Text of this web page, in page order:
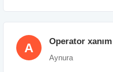
A Operator
Aynura